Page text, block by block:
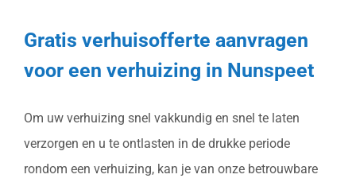
Gratis verhuisofferte aanvragen
voor een verhuizing in Nunspeet
Om uw verhuizing snel vakkundig en snel te laten
verzorgen en u te ontlasten in de drukke periode
rondom een verhuizing, kan je van onze betrouwbare